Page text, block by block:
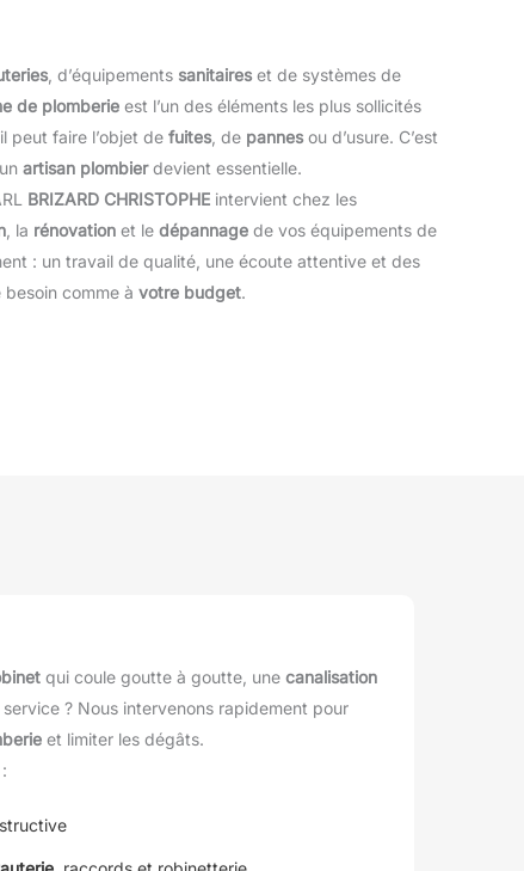
, d’équipements sanitaireset de systèmes de
de plomberie est l’un des éléments les plus sollicités
peut faire l’objet de fuites, de pannesou d’usure. C’est
artisan plombierdevient essentielle.
BRIZARD CHRISTOPHE intervient chez les
, la rénovation et le dépannage de vos équipements de
: un travail de qualité, une écoute attentive et des
comme à votre budget.
qui coule goutte à goutte, une canalisation
service ? Nous intervenons rapidement pour
et limiter les dégâts.